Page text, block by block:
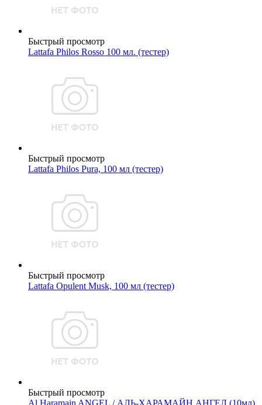
Быстрый просмотр
Lattafa Philos Rosso 100 мл. (тестер)
Быстрый просмотр
Lattafa Philos Pura, 100 мл (тестер)
Быстрый просмотр
Lattafa Opulent Musk, 100 мл (тестер)
Быстрый просмотр